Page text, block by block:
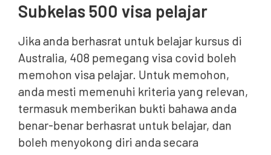
Subkelas 500 visa pelajar
Jika anda berhasrat untuk belajar kursus di
Australia, 408 pemegang visa covid boleh
memohon visa pelajar. Untuk memohon,
anda mesti memenuhi kriteria yang relevan,
termasuk memberikan bukti bahawa anda
benar-benar berhasrat untuk belajar, dan
boleh menyokong diri anda secara